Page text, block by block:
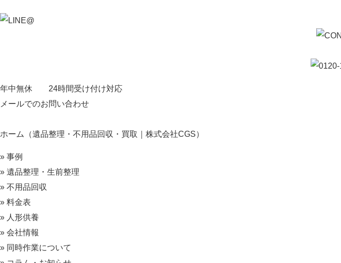
年中無休 24時間受け付け対応
メールでのお問い合わせ
ホーム（遺品整理・不用品回収・買取｜株式会社CGS）
» 事例
» 遺品整理・生前整理
» 不用品回収
» 料金表
» 人形供養
» 会社情報
» 同時作業について